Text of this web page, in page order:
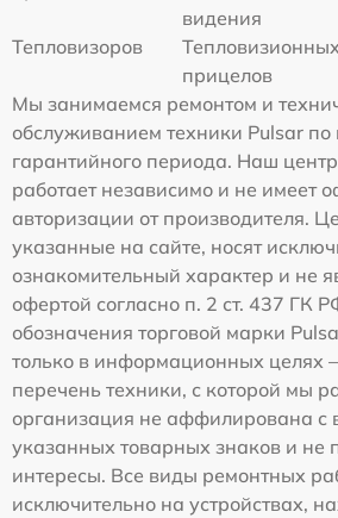
видения
Тепловизоров
Тепловизионных
прицелов
Мы занимаемся ремонтом и
обслуживанием техники Pulsar по
гарантийного периода. Наш
работает независимо и не имеет
авторизации от производителя.
указанные на сайте, носят
ознакомительный характер и не
офертой согласно п. 2 ст. 437 ГК
обозначения торговой марки
только в информационных целях
перечень техники, с которой мы
организация не аффилирована с
указанных товарных знаков и не
интересы. Все виды ремонтных
исключительно на устройствах,